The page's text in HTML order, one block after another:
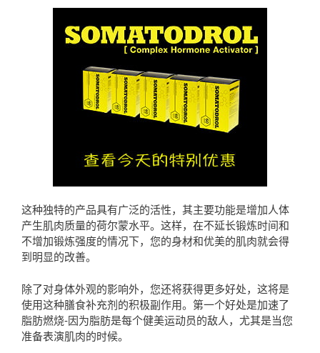
这种独特的产品具有广泛的活性，其主要功能是增加人体
产生肌肉质量的荷尔蒙水平。这样，在不延长锻炼时间和
不增加锻炼强度的情况下，您的身材和优美的肌肉就会得
到明显的改善。
除了对身体外观的影响外，您还将获得更多好处，这将是
使用这种膳食补充剂的积极副作用。第一个好处是加速了
脂肪燃烧-因为脂肪是每个健美运动员的敌人，尤其是当您
准备表演肌肉的时候。